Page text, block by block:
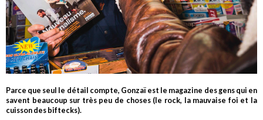
Parce que seul le détail compte, Gonzaï est le magazine des gens qui en
savent beaucoup sur très peu de choses (le rock, la mauvaise foi et la
cuisson des biftecks).